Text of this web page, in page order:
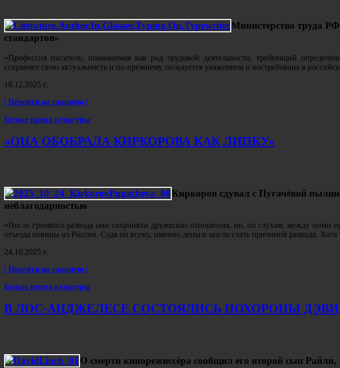
Министерство труда
стандартов»
«Профессия писатель, понимаемая как род трудовой деятельности, требующий
сохраняет свою актуальность и по-прежнему пользуется уважением и востребована в
18.12.2025 г.
| Перейти на главную |
Белые пятна культуры
«ОНА ОБОБРАЛА КИРКОРОВА КАК ЛИПКУ»
Киркоров сдувал с Пугачёвой
неблагодарностью
«После громкого развода они сохраняли дружеские отношения, но, по слухам, между ними
отъезда певицы из России. Судя по всему, именно деньги могли стать причиной развода.
24.10.2025 г.
| Перейти на главную |
Белые пятна культуры
В ЛОС-АНДЖЕЛЕСЕ СОСТОЯЛИСЬ ПОХОРОНЫ
О смерти кинорежиссёра сообщил его второй сын